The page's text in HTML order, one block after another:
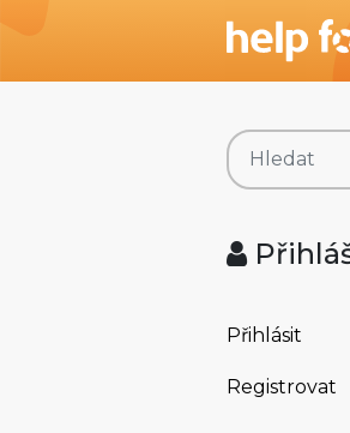
Přihlásit
Registrovat